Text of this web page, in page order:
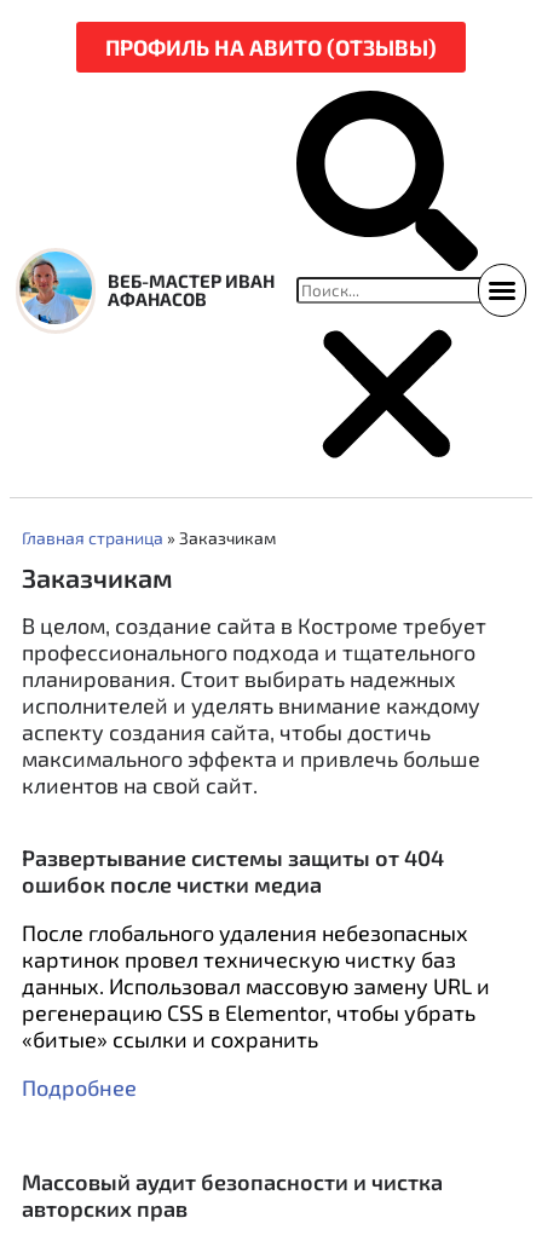
ПРОФИЛЬ НА АВИТО (ОТЗЫВЫ)
ВЕБ-МАСТЕР ИВАН
АФАНАСОВ
Главная страница » Заказчикам
Заказчикам
В целом, создание сайта в Костроме требует
профессионального подхода и тщательного
планирования. Стоит выбирать надежных
исполнителей и уделять внимание каждому
аспекту создания сайта, чтобы достичь
максимального эффекта и привлечь больше
клиентов на свой сайт.
Развертывание системы защиты от 404
ошибок после чистки медиа
После глобального удаления небезопасных
картинок провел техническую чистку баз
данных. Использовал массовую замену URL и
регенерацию CSS в Elementor, чтобы убрать
«битые» ссылки и сохранить
Подробнее
Массовый аудит безопасности и чистка
авторских прав